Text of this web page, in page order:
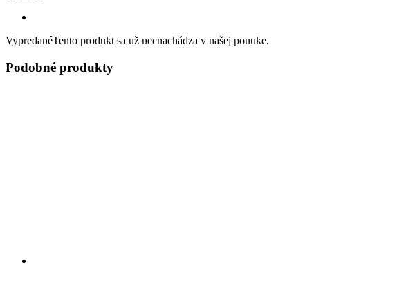
VypredanéTento produkt sa už necnachádza v našej ponuke.
Podobné produkty